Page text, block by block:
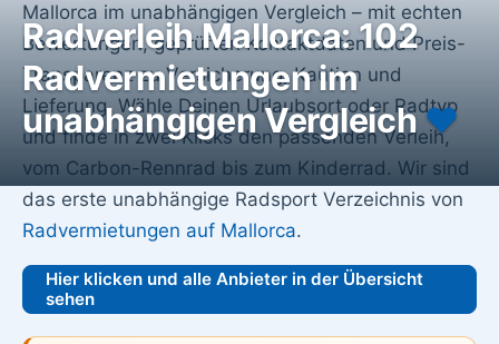
Radverleih Mallorca: 102
Radvermietungen im
unabhängigen Vergleich♥️
Mallorca im unabhängigen Vergleich – mit echten
Bewertungen, geprüften Kontaktdaten und Preis-
Transparenz zu Versicherung, Kaution und
Lieferung. Wähle Deinen Urlaubsort oder Radtyp
und finde in zwei Klicks den passenden Verleih,
vom Carbon-Rennrad bis zum Kinderrad. Wir sind
das erste unabhängige Radsport Verzeichnis von
Radvermietungen auf Mallorca.
Hier klicken und alle Anbieter in der Übersicht
sehen